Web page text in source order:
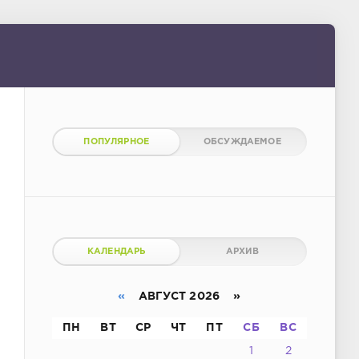
ПОПУЛЯРНОЕ ОБСУЖДАЕМОЕ
КАЛЕНДАРЬ АРХИВ
« АВГУСТ 2026 »
ПН ВТ СР ЧТ ПТ СБ ВС
1 2